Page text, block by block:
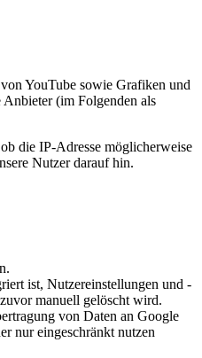
YouTube sowie Grafiken und
(im Folgenden als
die IP-Adresse möglicherweise
Nutzer darauf hin.
ist, Nutzereinstellungen und -
manuell gelöscht wird.
von Daten an Google
nur eingeschränkt nutzen